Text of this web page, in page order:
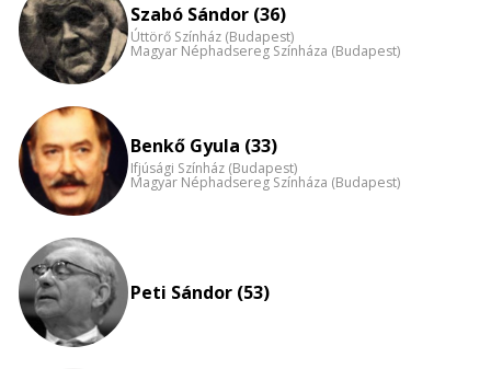
nagyítása
Szabó Sándor (36)
Úttörő Színház (Budapest)
Magyar Néphadsereg Színháza (Budapest)
Benkő Gyula (33)
Ifjúsági Színház (Budapest)
Magyar Néphadsereg Színháza (Budapest)
Peti Sándor (53)